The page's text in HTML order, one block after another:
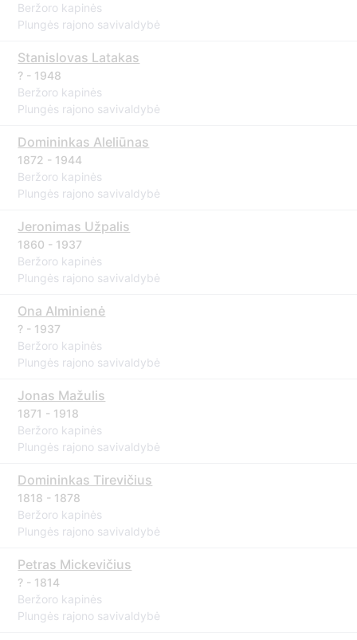
Beržoro kapinės
Plungės rajono savivaldybė
Stanislovas Latakas
? - 1948
Beržoro kapinės
Plungės rajono savivaldybė
Domininkas Aleliūnas
1872 - 1944
Beržoro kapinės
Plungės rajono savivaldybė
Jeronimas Užpalis
1860 - 1937
Beržoro kapinės
Plungės rajono savivaldybė
Ona Alminienė
? - 1937
Beržoro kapinės
Plungės rajono savivaldybė
Jonas Mažulis
1871 - 1918
Beržoro kapinės
Plungės rajono savivaldybė
Domininkas Tirevičius
1818 - 1878
Beržoro kapinės
Plungės rajono savivaldybė
Petras Mickevičius
? - 1814
Beržoro kapinės
Plungės rajono savivaldybė